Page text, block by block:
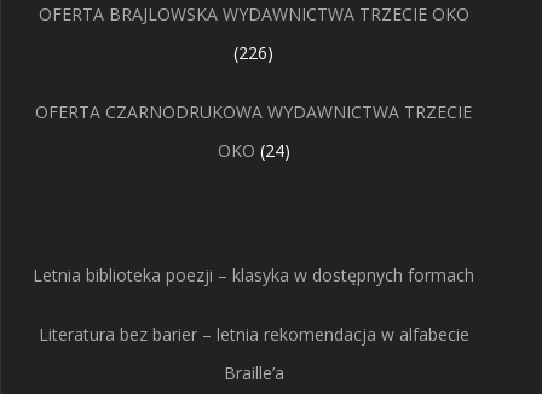
OFERTA BRAJLOWSKA WYDAWNICTWA TRZECIE OKO
226226
OFERTA CZARNODRUKOWA WYDAWNICTWA TRZECIE
OKO 2424
Letnia biblioteka poezji – klasyka w dostępnych formach
Literatura bez barier – letnia rekomendacja w alfabecie
Braille’a